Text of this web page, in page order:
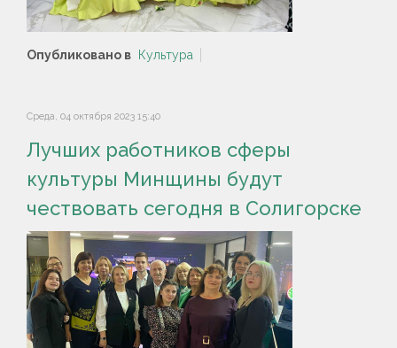
Опубликовано в Культура
Среда, 04 октября 2023 15:40
Лучших работников сферы
культуры Минщины будут
чествовать сегодня в Солигорске